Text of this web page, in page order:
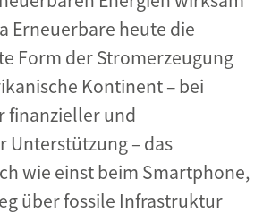
Erneuerbare heute die
Form der Stromerzeugung
Kontinent – bei
finanzieller und
Unterstützung – das
wie einst beim Smartphone,
über fossile Infrastruktur